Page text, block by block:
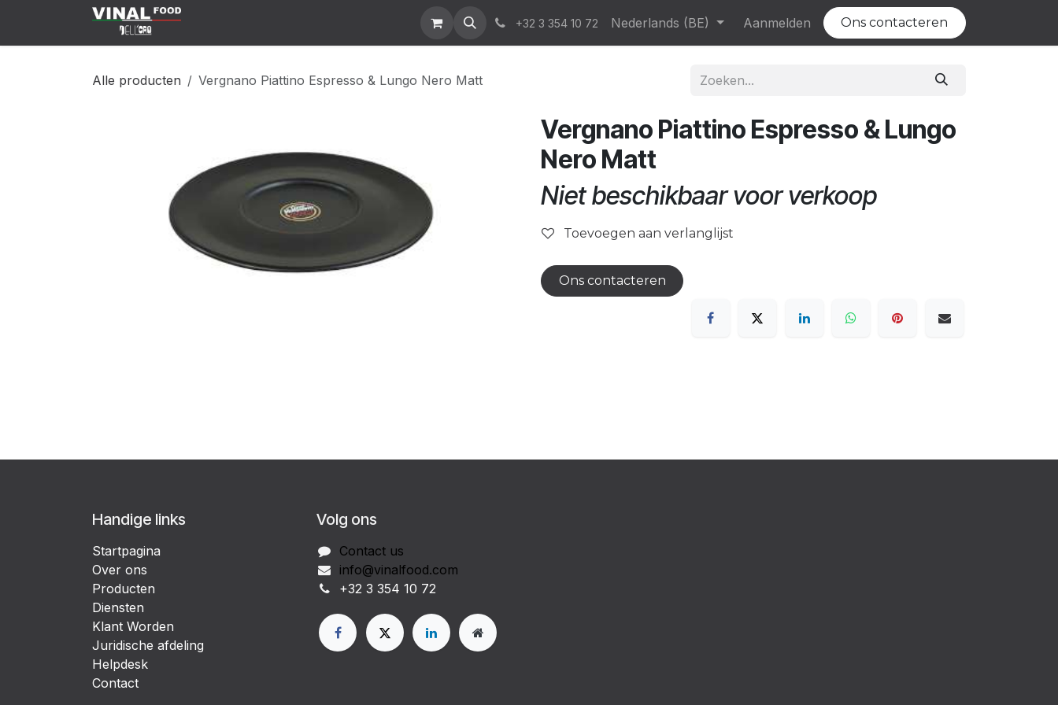
Overslaan naar inhoud
News & Events Who We Are Contact Help Evenementen Vacatures
+32 3 354 10 72 Nederlands (BE) Aanmelden Ons contacteren
Alle producten Vergnano Piattino Espresso & Lungo Nero Matt
Vergnano Piattino Espresso & Lungo
Nero Matt
Niet beschikbaar voor verkoop
Toevoegen aan verlanglijst
Ons contacteren
Handige links
Startpagina
Over ons
Producten
Diensten
Klant Worden
Juridische afdeling
Helpdesk
Contact
Volg ons
Contact us
info@vinalfood.com
+32 3 354 10 72